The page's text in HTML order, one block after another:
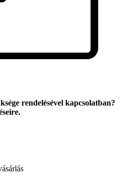
rendelésével kapcsolatban?